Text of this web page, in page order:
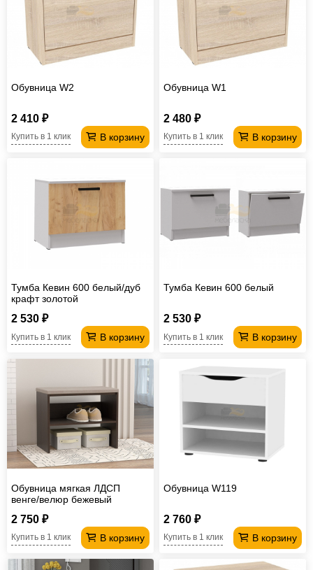
Обувница W2
2 410 ₽
В корзину
Купить в 1 клик
Обувница W1
2 480 ₽
В корзину
Купить в 1 клик
Тумба Кевин 600 белый/дуб
крафт золотой
2 530 ₽
В корзину
Купить в 1 клик
Тумба Кевин 600 белый
2 530 ₽
В корзину
Купить в 1 клик
Обувница мягкая ЛДСП
венге/велюр бежевый
2 750 ₽
В корзину
Купить в 1 клик
Обувница W119
2 760 ₽
В корзину
Купить в 1 клик